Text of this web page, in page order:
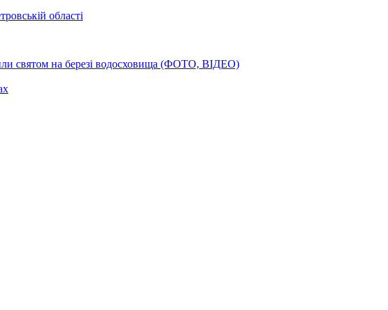
області
святом на березі водосховища (ФОТО, ВІДЕО)